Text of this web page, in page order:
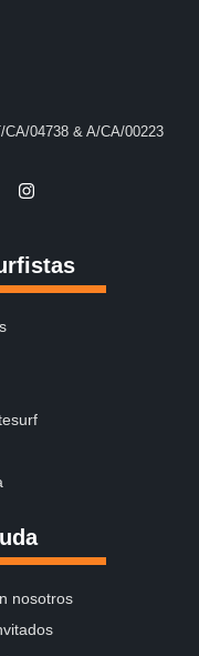
04738 & A/CA/00223
nosotros